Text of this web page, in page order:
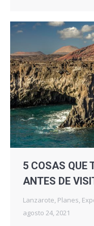
5 COSAS QUE
ANTES DE
Lanzarote, Planes,
agosto 24, 2021